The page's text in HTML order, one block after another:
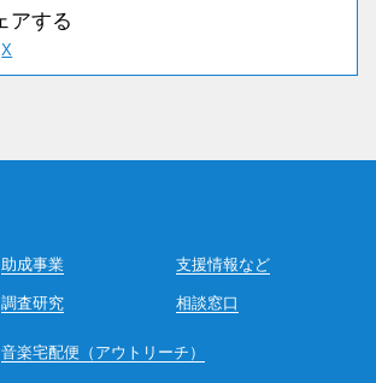
助成事業
調査研究 相談窓口
支援情報など
音楽宅配便（アウトリーチ）